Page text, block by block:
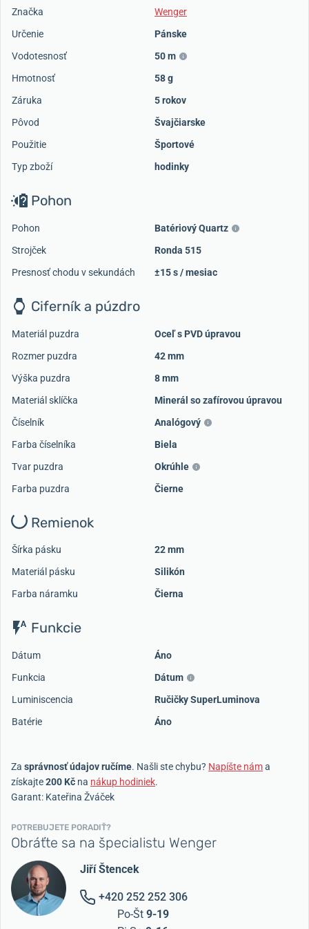
Značka
Wenger
Určenie
Pánske
Vodotesnosť
50 m
Hmotnosť
58 g
Záruka
5 rokov
Pôvod
Švajčiarske
Použitie
Športové
Typ zboží
hodinky
Pohon
Pohon
Batériový Quartz
Strojček
Ronda 515
Presnosť chodu v sekundách
±15 s / mesiac
Ciferník a púzdro
Materiál puzdra
Oceľ s PVD úpravou
Rozmer puzdra
42 mm
Výška puzdra
8 mm
Materiál sklíčka
Minerál so zafírovou úpravou
Číselník
Analógový
Farba číselníka
Biela
Tvar puzdra
Okrúhle
Farba puzdra
Čierne
Remienok
Šírka pásku
22 mm
Materiál pásku
Silikón
Farba náramku
Čierna
Funkcie
Dátum
Áno
Funkcia
Dátum
Luminiscencia
Ručičky SuperLuminova
Batérie
Áno
Za správnosť údajov ručíme. Našli ste chybu? Napíšte náma
získajte200 Kč na nákup hodiniek.
Garant: Kateřina Žváček
POTREBUJETE PORADIŤ?
Obráťte sa na špecialistu Wenger
Jiří Štencek
+420 252 252 306
Po-Št 9-19